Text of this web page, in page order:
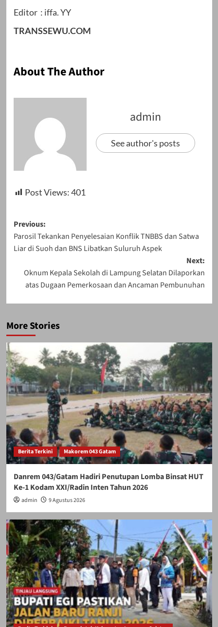
Editor : iffa. YY
TRANSSEWU.COM
About The Author
admin
See author's posts
Post Views:401
Post
navigation
Previous:
Parosil Tekankan Penyelesaian Konflik TNBBS dan Satwa
Liar di Suoh dan BNS Libatkan Suluruh Aspek
Next:
Oknum Kepala Sekolah di Lampung Selatan Dilaporkan
atas Dugaan Pemerkosaan dan Ancaman Pembunuhan
More Stories
Berita Terkini Makorem 043 Gatam
Danrem 043/Gatam Hadiri Penutupan Lomba Binsat HUT
Ke-1 Kodam XXI/Radin Inten Tahun 2026
admin 9 Agustus 2026